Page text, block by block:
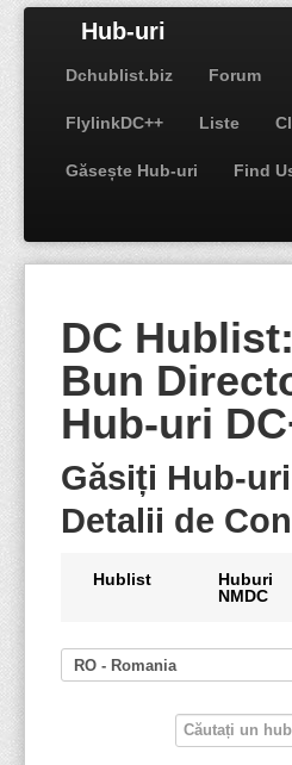
Hub-uri
Dchublist.biz Forum
FlylinkDC++ Liste
Găsește Hub-uri Find
DC
Bun
Hub-uri
Găsiți Hub-
Detalii de
Hublist
Huburi
NMDC